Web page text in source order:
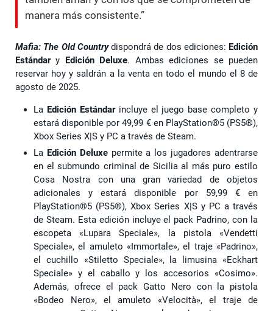
manera más consistente.”
Mafia: The Old Countrydispondrá de dos ediciones: Edición
Estándary Edición Deluxe. Ambas ediciones se pueden
reservar hoy y saldrán a la venta en todo el mundo el 8 de
agosto de 2025.
La Edición Estándarincluye el juego base completo y
estará disponible por 49,99 € en PlayStation®5 (PS5®),
Xbox Series X|S y PC a través de Steam.
La Edición Deluxepermite a los jugadores adentrarse
en el submundo criminal de Sicilia al más puro estilo
Cosa Nostra con una gran variedad de objetos
adicionales y estará disponible por 59,99 € en
PlayStation®5 (PS5®), Xbox Series X|S y PC a través
de Steam. Esta edición incluye el pack Padrino, con la
escopeta «Lupara Speciale», la pistola «Vendetti
Speciale», el amuleto «Immortale», el traje «Padrino»,
el cuchillo «Stiletto Speciale», la limusina «Eckhart
Speciale» y el caballo y los accesorios «Cosimo».
Además, ofrece el pack Gatto Nero con la pistola
«Bodeo Nero», el amuleto «Velocità», el traje de